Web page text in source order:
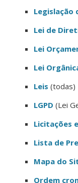
Legislação
Lei de
Lei
Lei
Leis (todas)
LGPD (Lei
Licitações
Lista de
Mapa do
Ordem